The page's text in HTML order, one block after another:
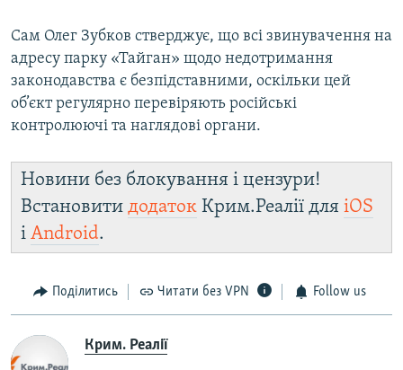
Сам Олег Зубков стверджує, що всі звинувачення на
адресу парку «Тайган» щодо недотримання
законодавства є безпідставними, оскільки цей
об’єкт регулярно перевіряють російські
контролюючі та наглядові органи.
Новини без блокування і цензури!
Встановити додаток Крим.Реалії для iOS
і Android.
Поділитись Читати без VPN Follow us
Крим. Реалії